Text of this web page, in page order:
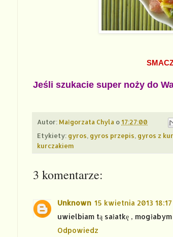
Jeśli szukacie super noży do
Autor: Małgorzata Chyla o 17:27:00
Etykiety: gyros gyros przepis gyros z
kurczakiem
3 komentarze:
Unknown 15 kwietnia 2013 18:17
uwielbiam tą sałatkę ,
Odpowiedz